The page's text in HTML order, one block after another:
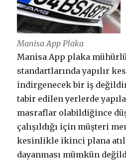
Manisa App Plaka
Manisa App plaka
standartlarında yapılır
indirgenecek bir iş
tabir edilen yerlerde
masraflar olabildiğince
çalışıldığı için müşteri
kesinlikle ikinci plana
dayanması mümkün